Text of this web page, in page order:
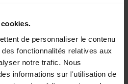
de personnaliser le contenu
fonctionnalités relatives aux
notre trafic. Nous
informations sur l'utilisation de
de démarrage
Bluetooth
posées